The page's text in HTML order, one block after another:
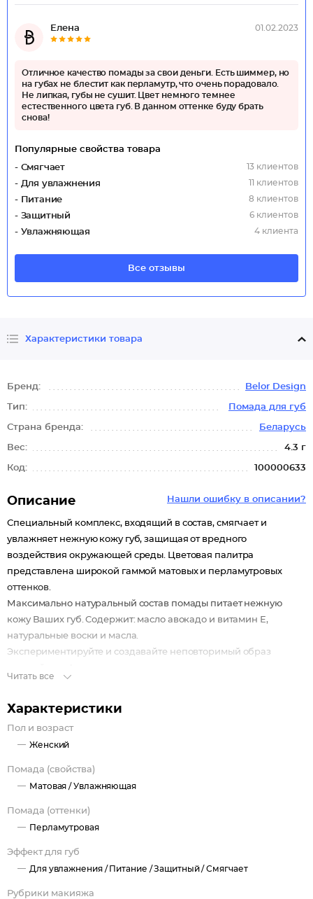
Елена 01.02.2023
Отличное качество помады за свои деньги. Есть шиммер, но
на губах не блестит как перламутр, что очень порадовало.
Не липкая, губы не сушит. Цвет немного темнее
естественного цвета губ. В данном оттенке буду брать
снова!
Популярные свойства товара
- Смягчает
13 клиентов
- Для увлажнения 11 клиентов
- Питание 8 клиентов
- Защитный 6 клиентов
- Увлажняющая 4 клиента
Все отзывы
Характеристики товара
Бренд: Belor Design
Тип: Помада для губ
Страна бренда: Беларусь
Вес: 4.3 г
Код: 100000633
Нашли ошибку в описании?
Описание
Специальный комплекс, входящий в состав, смягчает и
увлажняет нежную кожу губ, защищая от вредного
воздействия окружающей среды. Цветовая палитра
представлена широкой гаммой матовых и перламутровых
оттенков.
Максимально натуральный состав помады питает нежную
кожу Ваших губ. Cодержит: масло авокадо и витамин Е,
натуральные воски и масла.
Экспериментируйте и создавайте неповторимый образ
Читать все
Характеристики
Пол и возраст
Женский
Помада (свойства)
Матовая /Увлажняющая
Помада (оттенки)
Перламутровая
Эффект для губ
Для увлажнения / Питание /Защитный /Смягчает
Рубрики макияжа